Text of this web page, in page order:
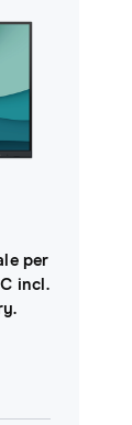
per
incl.